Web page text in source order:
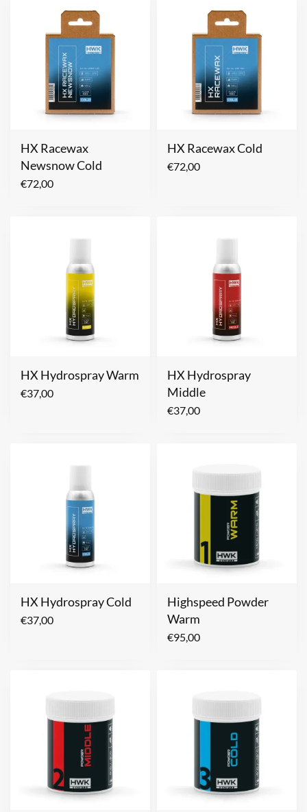
HX Racewax
Newsnow Cold
€72,00
HX Racewax Cold
€72,00
HX Hydrospray Warm
€37,00
HX Hydrospray
Middle
€37,00
HX Hydrospray Cold
€37,00
Highspeed Powder
Warm
€95,00